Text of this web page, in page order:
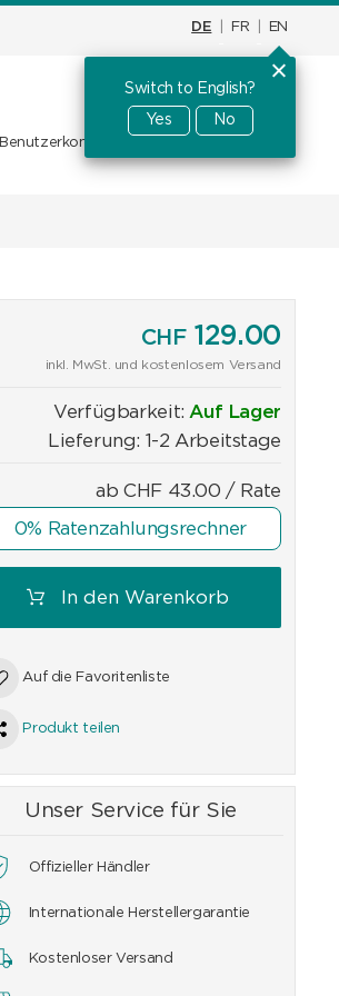
DE FR EN
Switch to English?
Yes
No
Warenkorb CHF0.00
Benutzerkonto
CHF129.00
inkl. MwSt. und kostenlosem Versand
Verfügbarkeit: Auf Lager
Lieferung: 1-2 Arbeitstage
abCHF 43.00 / Rate
0% Ratenzahlungsrechner
In den Warenkorb
Auf die Favoritenliste
Produkt teilen
Unser Service für Sie
Offizieller Händler
Internationale Herstellergarantie
Kostenloser Versand